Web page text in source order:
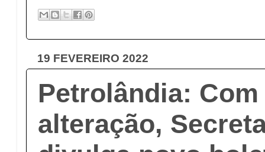
19 FEVEREIRO 2022
Petrolândia:
alteração,